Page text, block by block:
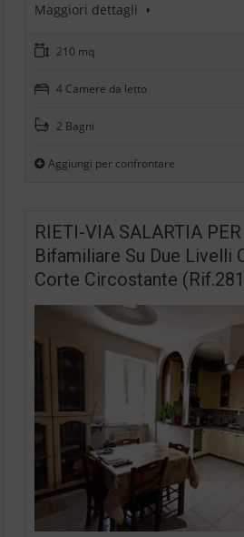
Maggiori dettagli
210 mq
4 Camere da letto
2 Bagni
Aggiungi per confrontare
RIETI-VIA SALARTIA PER
Bifamiliare Su Due Livelli
Corte Circostante